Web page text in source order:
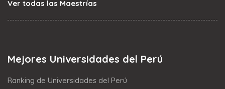
Ver todas las Maestrías
Mejores Universidades del Perú
Ranking de Universidades del Perú